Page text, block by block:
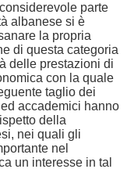
parte
albanese si è
la propria
di questa categoria
delle prestazioni di
con la quale
taglio dei
accademici hanno
della
nei quali gli
nel
un interesse in tal